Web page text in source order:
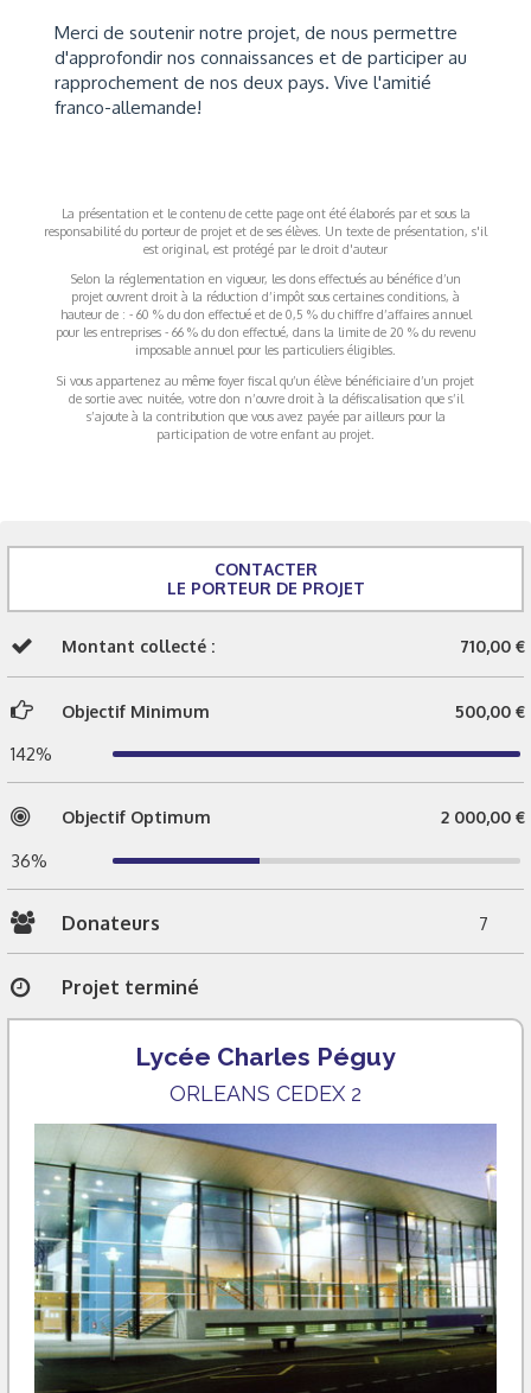
Merci de soutenir notre projet, de nous permettre
d'approfondir nos connaissances et de participer au
rapprochement de nos deux pays. Vive l'amitié
franco-allemande!
La présentation et le contenu de cette page ont été élaborés par et sous la
responsabilité du porteur de projet et de ses élèves. Un texte de présentation, s'il
est original, est protégé par le droit d'auteur
Selon la réglementation en vigueur, les dons effectués au bénéfice d’un
projet ouvrent droit à la réduction d’impôt sous certaines conditions, à
hauteur de : - 60 % du don effectué et de 0,5 % du chiffre d’affaires annuel
pour les entreprises - 66 % du don effectué, dans la limite de 20 % du revenu
imposable annuel pour les particuliers éligibles.
Si vous appartenez au même foyer fiscal qu’un élève bénéficiaire d’un projet
de sortie avec nuitée, votre don n’ouvre droit à la défiscalisation que s’il
s’ajoute à la contribution que vous avez payée par ailleurs pour la
participation de votre enfant au projet.
CONTACTER
LE PORTEUR DE PROJET
Montant collecté : 710,00 €
Objectif Minimum 500,00 €
142%
Objectif Optimum 2 000,00 €
36%
Donateurs 7
Projet terminé
Lycée Charles Péguy
ORLEANS CEDEX 2